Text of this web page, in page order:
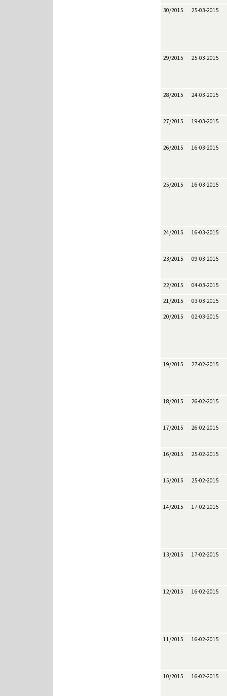
30/2015 25-03-2015
29/2015 25-03-2015
28/2015 24-03-2015
27/2015 19-03-2015
26/2015 16-03-2015
25/2015 16-03-2015
24/2015 16-03-2015
23/2015 09-03-2015
22/2015 04-03-2015
21/2015 03-03-2015
20/2015 02-03-2015
19/2015 27-02-2015
18/2015 26-02-2015
17/2015 26-02-2015
16/2015 25-02-2015
15/2015 25-02-2015
14/2015 17-02-2015
13/2015 17-02-2015
12/2015 16-02-2015
11/2015 16-02-2015
10/2015 16-02-2015